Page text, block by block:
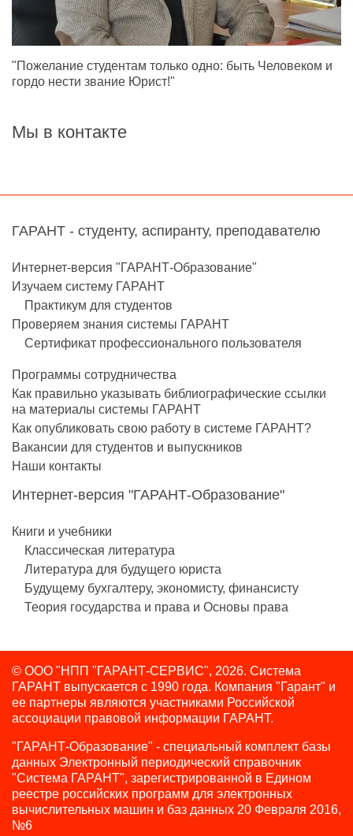
"Пожелание студентам только одно: быть Человеком и
гордо нести звание Юрист!"
Мы в контакте
ГАРАНТ - студенту, аспиранту, преподавателю
Интернет-версия "ГАРАНТ-Образование"
Изучаем систему ГАРАНТ
Практикум для студентов
Проверяем знания системы ГАРАНТ
Сертификат профессионального пользователя
Программы сотрудничества
Как правильно указывать библиографические ссылки
на материалы системы ГАРАНТ
Как опубликовать свою работу в системе ГАРАНТ?
Вакансии для студентов и выпускников
Наши контакты
Интернет-версия "ГАРАНТ-Образование"
Книги и учебники
Классическая литература
Литература для будущего юриста
Будущему бухгалтеру, экономисту, финансисту
Теория государства и права и Основы права
© ООО "НПП "ГАРАНТ-СЕРВИС", 2026. Система
ГАРАНТ выпускается с 1990 года. Компания "Гарант" и
ее партнеры являются участниками Российской
ассоциации правовой информации ГАРАНТ.
"ГАРАНТ-Образование" - специальный комплект базы
данных Электронный периодический справочник
"Система ГАРАНТ", зарегистрированной в Едином
реестре российских программ для электронных
вычислительных машин и баз данных 20 Февраля 2016,
№6